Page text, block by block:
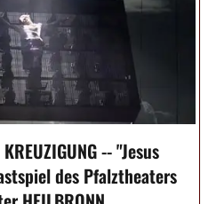
KREUZIGUNG -- "Jesus
des Pfalztheaters